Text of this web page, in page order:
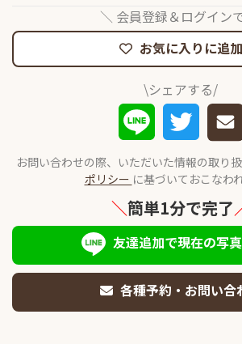
＼ 会員登録＆ログイン
お気に入りに追加
\シェアする/
お問い合わせの際、いただいた情報の取り扱
ポリシー に基づいておこなわれ
＼簡単1分で完了
友達追加で現在の写
各種予約・お問い合